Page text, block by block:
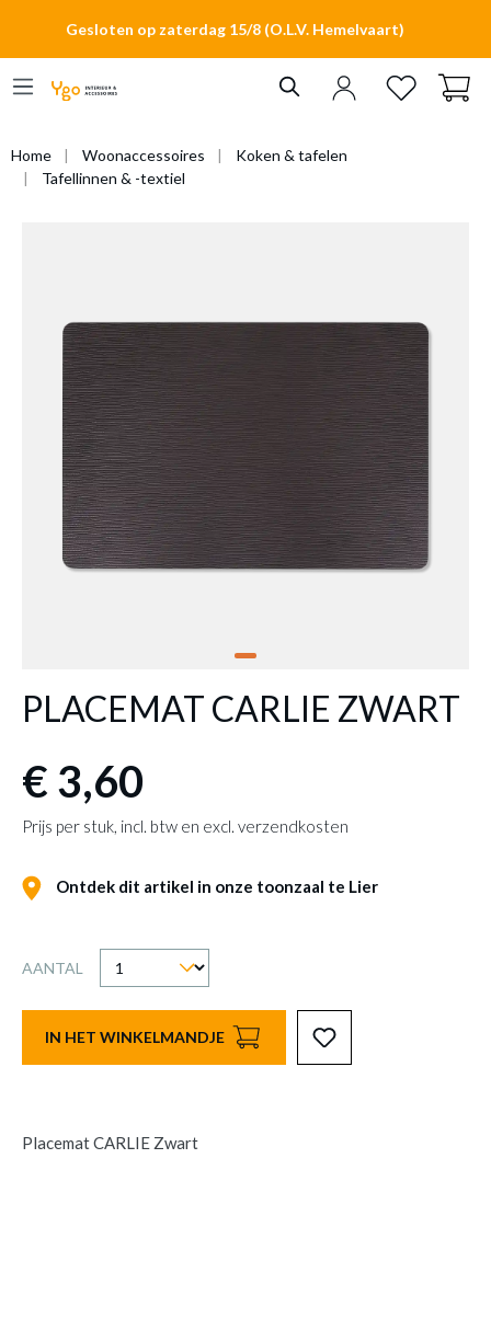
Gesloten op zaterdag 15/8 (O.L.V. Hemelvaart)
Home Woonaccessoires
Koken & tafelen
Tafellinnen & -textiel
PLACEMAT CARLIE ZWART
€ 3,60
Prijs per stuk, incl. btw en excl. verzendkosten
Ontdek dit artikel in onze toonzaal te Lier
AANTAL
IN HET WINKELMANDJE
Placemat CARLIE Zwart